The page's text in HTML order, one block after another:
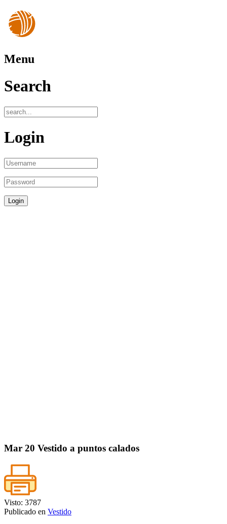
Menu
Search
Login
Mar 20 Vestido a puntos calados
Visto: 3787
Publicado en Vestido